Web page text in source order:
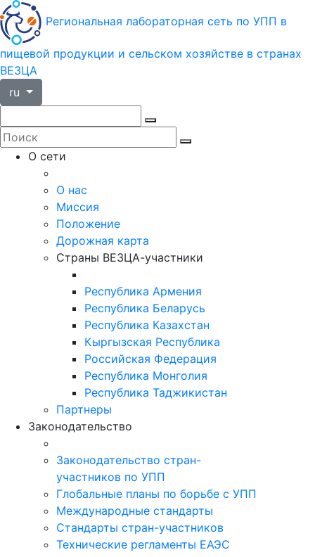
Региональная лабораторная сеть по УПП в
пищевой продукции и сельском хозяйстве в странах
ВЕЗЦА
ru
О сети
О нас
Миссия
Положение
Дорожная карта
Страны ВЕЗЦА-участники
Республика Армения
Республика Беларусь
Республика Казахстан
Кыргызская Республика
Российская Федерация
Республика Монголия
Республика Таджикистан
Партнеры
Законодательство
Законодательство стран-
участников по УПП
Глобальные планы по борьбе с УПП
Международные стандарты
Стандарты стран-участников
Технические регламенты ЕАЭС